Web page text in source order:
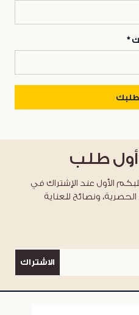
طلبك
طلب
خصم %10 على طلبكم الأول عند الإشتراك في
الحصرية، ونصائح للعناية
الاشتراك